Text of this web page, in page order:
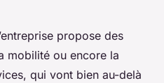
propose des
mobilité ou encore la
qui vont bien au-delà